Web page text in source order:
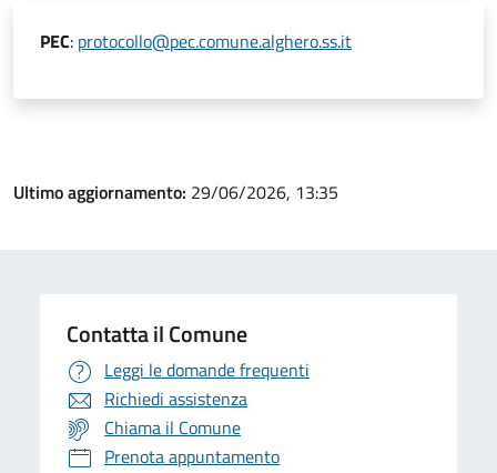
PEC: protocollo@pec.comune.alghero.ss.it
Ultimo aggiornamento: 29/06/2026, 13:35
Contatta il Comune
Leggi le domande frequenti
Richiedi assistenza
Chiama il Comune
Prenota appuntamento